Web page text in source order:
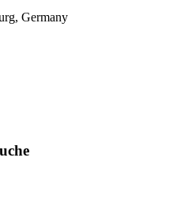
Germany